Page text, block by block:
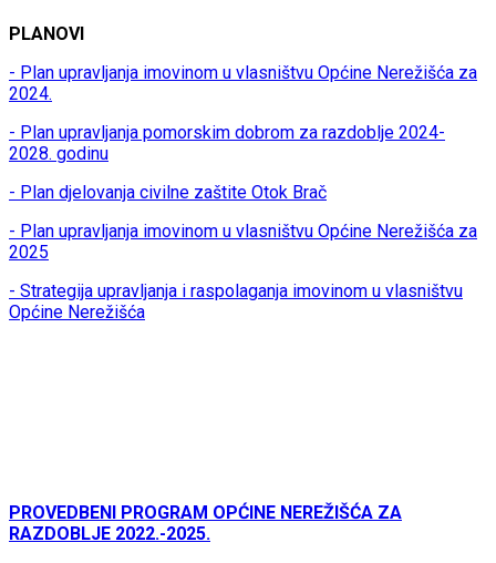
PLANOVI
- Plan upravljanja imovinom u vlasništvu Općine Nerežišća za
2024.
- Plan upravljanja pomorskim dobrom za razdoblje 2024-
2028. godinu
- Plan djelovanja civilne zaštite Otok Brač
- Plan upravljanja imovinom u vlasništvu Općine Nerežišća za
2025
- Strategija upravljanja i raspolaganja imovinom u vlasništvu
Općine Nerežišća
PROVEDBENI PROGRAM OPĆINE NEREŽIŠĆA ZA
RAZDOBLJE 2022.-2025.